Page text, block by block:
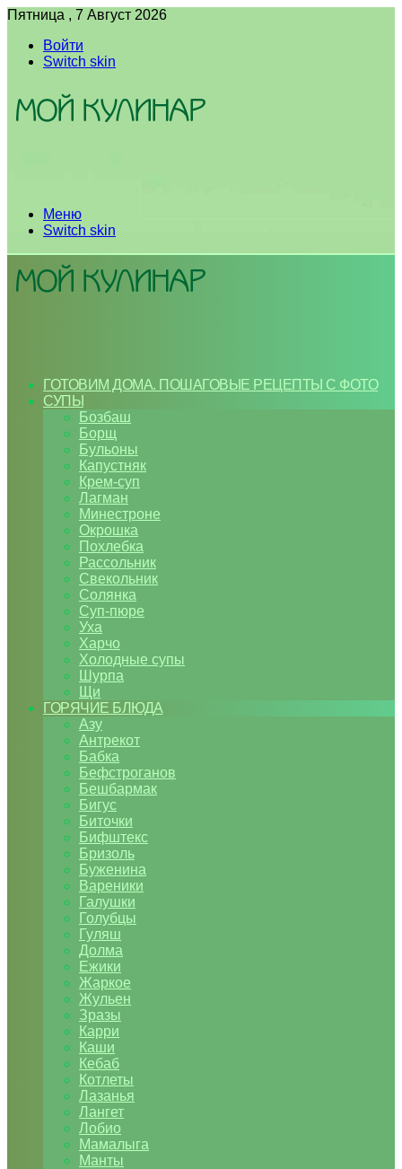
Пятница , 7 Август 2026
Войти
Switch skin
Меню
Switch skin
ГОТОВИМ ДОМА. ПОШАГОВЫЕ РЕЦЕПТЫ С ФОТО
СУПЫ
Бозбаш
Борщ
Бульоны
Капустняк
Крем-суп
Лагман
Минестроне
Окрошка
Похлебка
Рассольник
Свекольник
Солянка
Суп-пюре
Уха
Харчо
Холодные супы
Шурпа
Щи
ГОРЯЧИЕ БЛЮДА
Азу
Антрекот
Бабка
Бефстроганов
Бешбармак
Бигус
Биточки
Бифштекс
Бризоль
Буженина
Вареники
Галушки
Голубцы
Гуляш
Долма
Ежики
Жаркое
Жульен
Зразы
Карри
Каши
Кебаб
Котлеты
Лазанья
Лангет
Лобио
Мамалыга
Манты